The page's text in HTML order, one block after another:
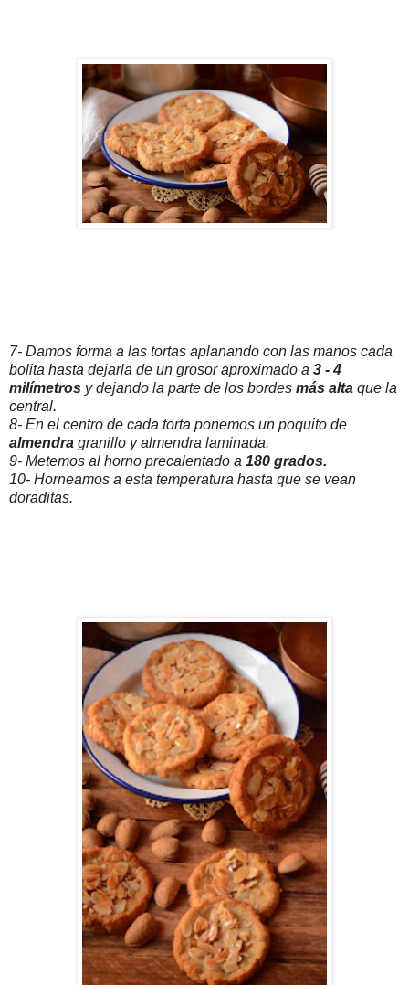
7- Damos forma a las tortas aplanando con las manos cada
bolita hasta dejarla de un grosor aproximado a 3 - 4
milímetros y dejando la parte de los bordes más alta que la
central.
8- En el centro de cada torta ponemos un poquito de
almendra granillo y almendra laminada.
9- Metemos al horno precalentado a 180 grados.
10- Horneamos a esta temperatura hasta que se vean
doraditas.